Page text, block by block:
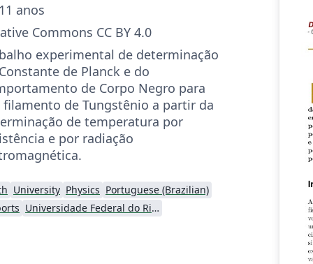
anos
Commons CC BY 4.0
experimental de determinação
de Planck e do
de Corpo Negro para
filamento de Tungstênio a partir da
de temperatura por
e por radiação
University Physics Portuguese (Brazilian)
Universidade Federal do Rio Grande do Sul